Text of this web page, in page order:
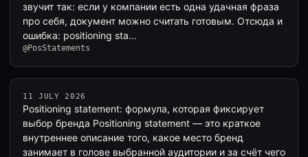
звучит так: если у компании есть одна удачная фраза
про себя, документ можно считать готовым. Отсюда и
ошибка: positioning sta…
@PosStatements
11 JULY 2026
Positioning statement: формула, которая фиксирует
выбор бренда Positioning statement — это краткое
внутреннее описание того, какое место бренд
занимает в голове выбранной аудитории и за счёт чего